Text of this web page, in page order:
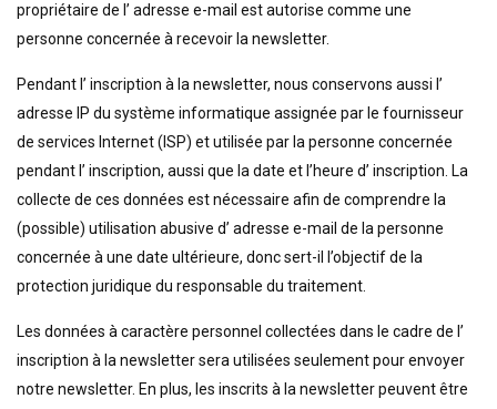
propriétaire de l’ adresse e-mail est autorise comme une
personne concernée à recevoir la newsletter.
Pendant l’ inscription à la newsletter, nous conservons aussi l’
adresse IP du système informatique assignée par le fournisseur
de services Internet (ISP) et utilisée par la personne concernée
pendant l’ inscription, aussi que la date et l’heure d’ inscription. La
collecte de ces données est nécessaire afin de comprendre la
(possible) utilisation abusive d’ adresse e-mail de la personne
concernée à une date ultérieure, donc sert-il l’objectif de la
protection juridique du responsable du traitement.
Les données à caractère personnel collectées dans le cadre de l’
inscription à la newsletter sera utilisées seulement pour envoyer
notre newsletter. En plus, les inscrits à la newsletter peuvent être